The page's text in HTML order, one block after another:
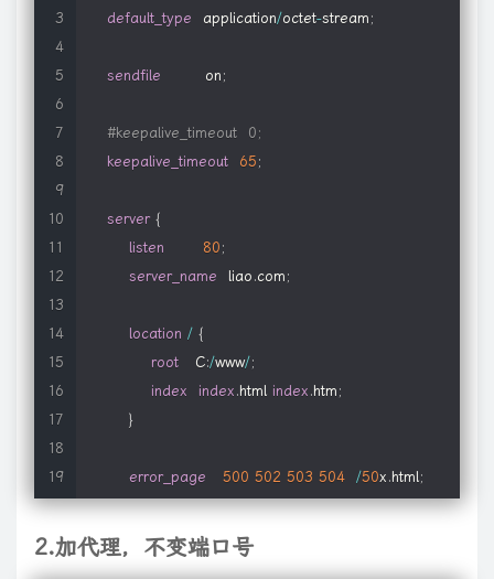
}
default_type
  application
/octet-stream ;
sendfile
        on
;
#keepalive_timeout  0;
keepalive_timeout
65 ;
server {
listen
80 ;
server_name
  liao
.com ;
location / {
root
   C
:/www/;
index
index .html index .htm ;
}
error_page 500 502 503 504 /50x .html;
location = /50x.html {
root
   html
2.加代理，不变端口号